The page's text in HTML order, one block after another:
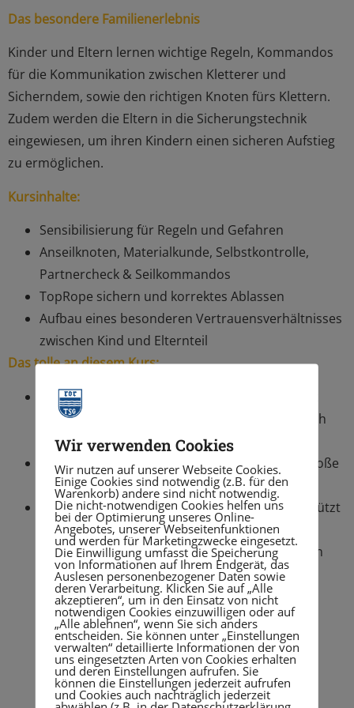
Das besondere Familienerlebnis
Kinder und Eltern lernen wichtige Regeln, Kommandos
für die Kommunikation zwischen Kletterer und
Sicherndem, sowie den richtigen Knoten fürs Klettern.
Zudem werden die Eltern in die Sicherungstechnik
eingewiesen, um ihren Kindern einen sicheren Aufstieg
zu ermöglichen.
Kursinhalte:
Sensibilisierung für Regeln und Gefahren
Anseilknoten, Materialkunde, Selbstkontrolle,
Partnercheck & Seilkommandos
TopRope sichern und korrektes Ablassen
Aufbau eines besonderen Vertrauensverhältnisses
zwischen Kind und Elternteil
Das tolle an diesem Kurs:
Eltern und Kinder verbringen gemeinsame Zeit
miteinander und sind dabei auch noch sportlich
aktiv
Vertrauen und Kommunikation spielen eine große
Rolle
Kinder können in Ihrem Kletterwunsch unterstützt
werden, ohne dass die Eltern dafür selbst
schwindelerregende Höhen bewältigen müssen
Wir verwenden Cookies
Wir nutzen auf unserer Webseite Cookies.
Einige Cookies sind notwendig (z.B. für den
Warenkorb) andere sind nicht notwendig.
Die nicht-notwendigen Cookies helfen uns
bei der Optimierung unseres Online-
Angebotes, unserer Webseitenfunktionen
und werden für Marketingzwecke eingesetzt.
Die Einwilligung umfasst die Speicherung
von Informationen auf Ihrem Endgerät, das
Auslesen personenbezogener Daten sowie
deren Verarbeitung. Klicken Sie auf „Alle
akzeptieren“, um in den Einsatz von nicht
notwendigen Cookies einzuwilligen oder auf
„Alle ablehnen“, wenn Sie sich anders
entscheiden. Sie können unter „Einstellungen
verwalten“ detaillierte Informationen der von
uns eingesetzten Arten von Cookies erhalten
und deren Einstellungen aufrufen. Sie
können die Einstellungen jederzeit aufrufen
und Cookies auch nachträglich jederzeit